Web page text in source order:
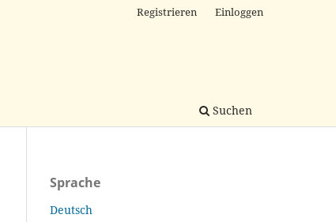
Suchen
Registrieren Einloggen
Sprache
Deutsch